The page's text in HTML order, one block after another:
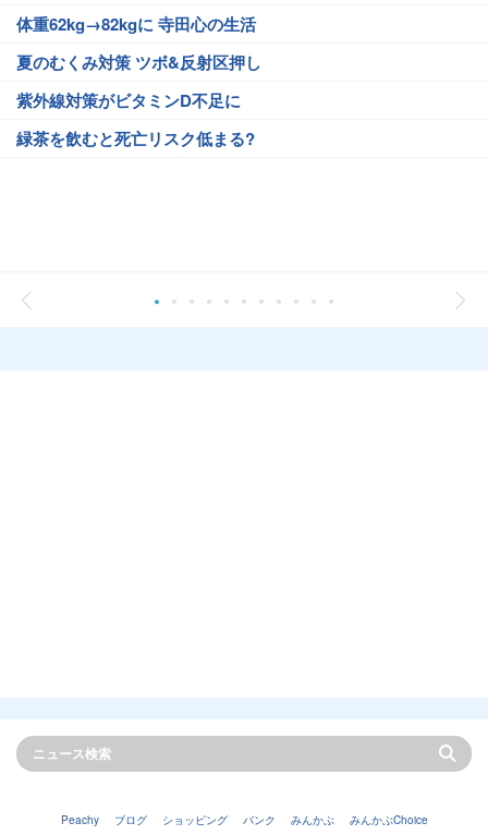
体重62kg→82kgに 寺田心の生活
夏のむくみ対策 ツボ&反射区押し
紫外線対策がビタミンD不足に
緑茶を飲むと死亡リスク低まる?
Peachy ブログ ショッピング バンク みんかぶ みんかぶChoice